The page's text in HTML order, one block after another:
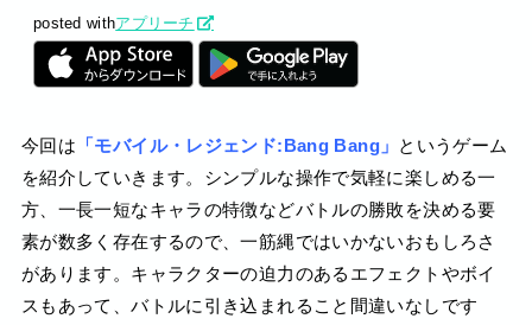
posted withアプリーチ
今回は 「モバイル・レジェンド:Bang Bang」 というゲーム
を紹介していきます。シンプルな操作で気軽に楽しめる一
方、一長一短なキャラの特徴などバトルの勝敗を決める要
素が数多く存在するので、一筋縄ではいかないおもしろさ
があります。キャラクターの迫力のあるエフェクトやボイ
スもあって、バトルに引き込まれること間違いなしです